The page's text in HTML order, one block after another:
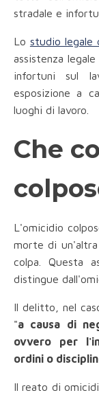
stradale e
Lo studio legale
assistenza
infortuni sul
esposizione a
luoghi di lavoro.
Che
L'omicidio
morte di un'altra
colpa. Questa
distingue
Il delitto, nel
"a causa di
ovvero per
ordini o
Il reato di